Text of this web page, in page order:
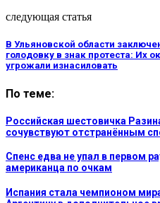
следующая статья
В Ульяновской области
голодовку в знак протеста: Их
угрожали изнасиловать
По теме:
Российская шестовичка
сочувствуют отстранённым
Спенс едва не упал в первом
американца по очкам
Испания стала чемпионом